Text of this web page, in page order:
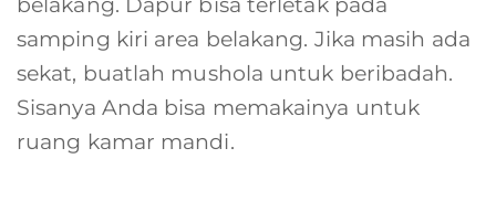
samping kiri area belakang. Jika masih ada
sekat, buatlah mushola untuk beribadah.
Sisanya Anda bisa memakainya untuk
ruang kamar mandi.